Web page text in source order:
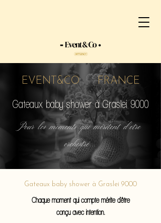
EVENT&CO FRANCE
Gateaux baby shower à Graslei 9000
Pour les moments qui méritent d'etre
orchestré...
Gateaux baby shower à Graslei 9000
Chaque moment qui compte mérite d'être
conçu avec intention.